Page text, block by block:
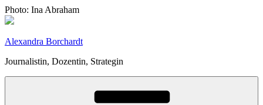
Zum
Inhalt
Photo: Ina Abraham
Alexandra Borchardt
Journalistin, Dozentin, Strategin